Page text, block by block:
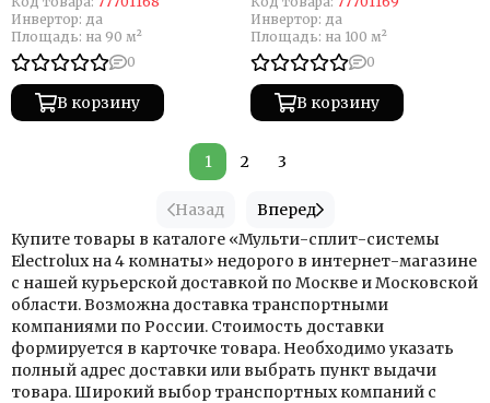
Инвертор: да
Площадь: на 90 м²
0
В корзину
Инвертор: да
Площадь: на 100 м²
0
В корзину
Назад
1 2 3
Вперед
Купите товары в каталоге «Мульти-сплит-системы
Electrolux на 4 комнаты» недорого в интернет-магазине
с нашей курьерской доставкой по Москве и Московской
области. Возможна доставка транспортными
компаниями по России. Стоимость доставки
формируется в карточке товара. Необходимо указать
полный адрес доставки или выбрать пункт выдачи
товара. Широкий выбор транспортных компаний с